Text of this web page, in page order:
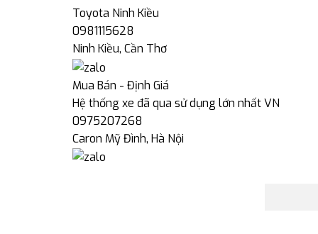
Toyota Ninh Kiều
0981115628
Ninh Kiều, Cần Thơ
Mua Bán - Định Giá
Hệ thống xe đã qua sử dụng lớn nhất VN
0975207268
Caron Mỹ Đình, Hà Nội